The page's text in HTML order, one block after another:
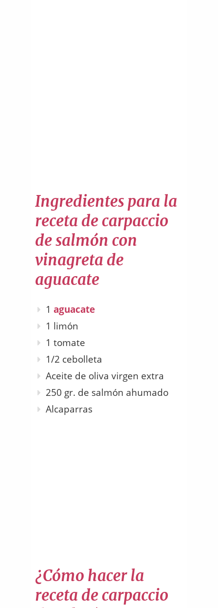
Ingredientes para la
receta de carpaccio
de salmón con
vinagreta de
aguacate
1 aguacate
1 limón
1 tomate
1/2 cebolleta
Aceite de oliva virgen extra
250 gr. de salmón ahumado
Alcaparras
¿Cómo hacer la
receta de carpaccio